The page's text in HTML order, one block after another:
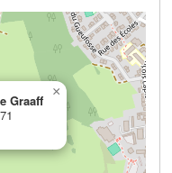
Graaff
×